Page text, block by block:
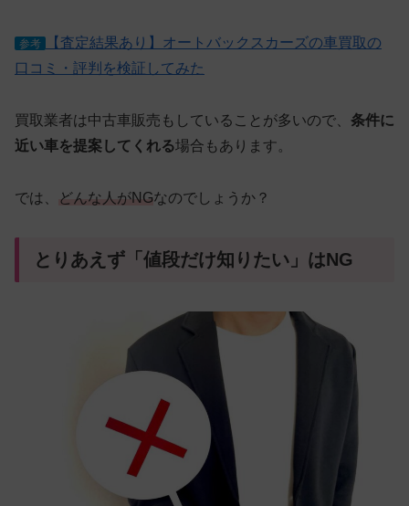
参考
【査定結果あり】オートバックスカーズの車買取の
口コミ・評判を検証してみた
買取業者は中古車販売もしていることが多いので、 条件に
近い車を提案してくれる場合もあります。
では、 どんな人がNGなのでしょうか？
とりあえず「値段だけ知りたい」はNG